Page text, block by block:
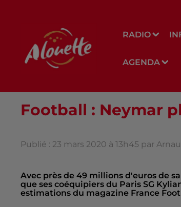
RADIO
AGENDA
Football : Neymar
Publié : 23 mars 2020 à 13h45 par
Avec près de 49 millions d'euros de
que ses coéquipiers du Paris SG
estimations du magazine France